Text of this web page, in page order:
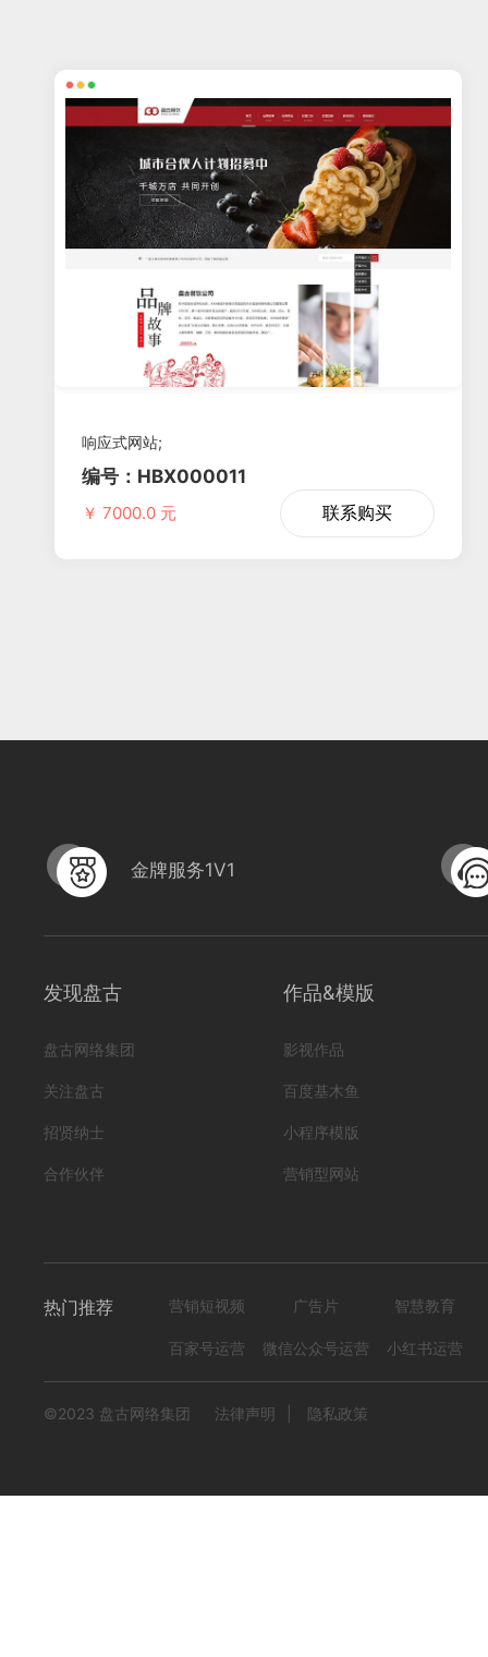
响应式网站;
编号：HBX000011
￥ 7000.0 元 联系购买
金牌服务1V1
发现盘古
盘古网络集团
关注盘古
招贤纳士
合作伙伴
作品&模版
影视作品
百度基木鱼
小程序模版
营销型网站
热门推荐 营销短视频 广告片 智慧教育
百家号运营 微信公众号运营 小红书运营
©2023 盘古网络集团 法律声明 隐私政策